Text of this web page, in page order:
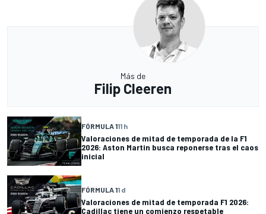
Más de
Filip Cleeren
FÓRMULA 111 h
Valoraciones de mitad de temporada de la F1
2026: Aston Martin busca reponerse tras el caos
inicial
FÓRMULA 11 d
Valoraciones de mitad de temporada F1 2026:
Cadillac tiene un comienzo respetable